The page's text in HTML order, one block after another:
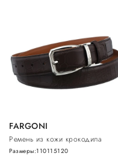
FARGONI
Ремень из кожи крокодила
Размеры:110115120